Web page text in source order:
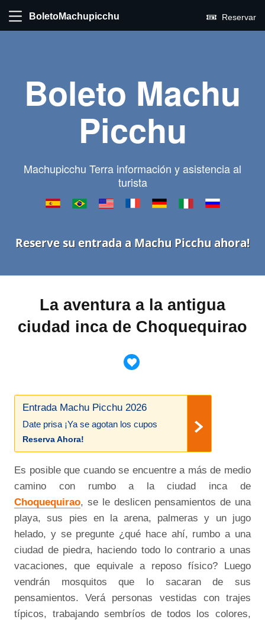
BoletoMachupicchu Reservar
Boleto Machu
Picchu
Machupicchu Terra información y asistencia al
turista
Reserve su entrada a Machu Picchu ahora!
La aventura a la antigua
ciudad inca de Choquequirao
Entrada Machu Picchu 2026
Date prisa ¡Ya se agotan los cupos
Reserva Ahora!
Es posible que cuando se encuentre a más de medio
camino con rumbo a la ciudad inca de
Choquequirao, se le deslicen pensamientos de una
playa, sus pies en la arena, palmeras y un jugo
helado, y se pregunte ¿qué hace ahí, rumbo a una
ciudad de piedra, haciendo todo lo contrario a unas
vacaciones, que equivale a reposo físico? Luego
vendrán mosquitos que lo sacaran de sus
pensamientos. Verá personas vestidas con trajes
típicos, trabajando sembríos de todos los colores,